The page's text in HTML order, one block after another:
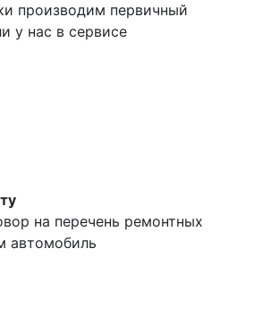
производим первичный
у нас в сервисе
на перечень ремонтных
автомобиль